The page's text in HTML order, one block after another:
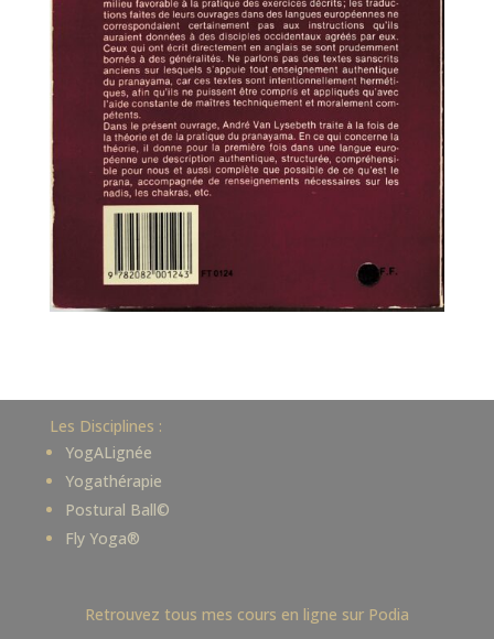
Les Disciplines :
YogALignée
Yogathérapie
Postural Ball©
Fly Yoga®
Retrouvez tous mes cours en ligne sur Podia